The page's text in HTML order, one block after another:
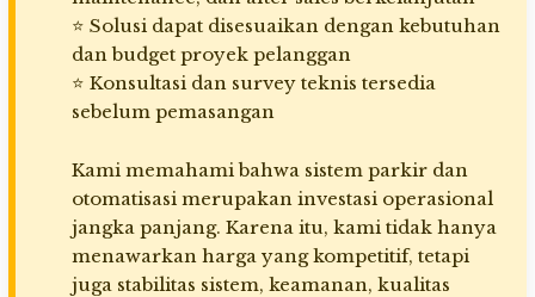
⭐ Solusi dapat disesuaikan dengan kebutuhan
dan budget proyek pelanggan
⭐ Konsultasi dan survey teknis tersedia
sebelum pemasangan
Kami memahami bahwa sistem parkir dan
otomatisasi merupakan investasi operasional
jangka panjang. Karena itu, kami tidak hanya
menawarkan harga yang kompetitif, tetapi
juga stabilitas sistem, keamanan, kualitas